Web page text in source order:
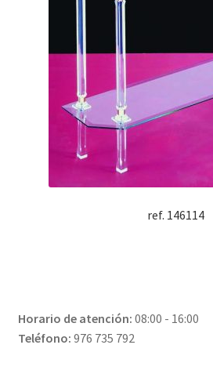
ref. 146114
Horario de atención: 08:00 - 16:00
Teléfono: 976 735 792